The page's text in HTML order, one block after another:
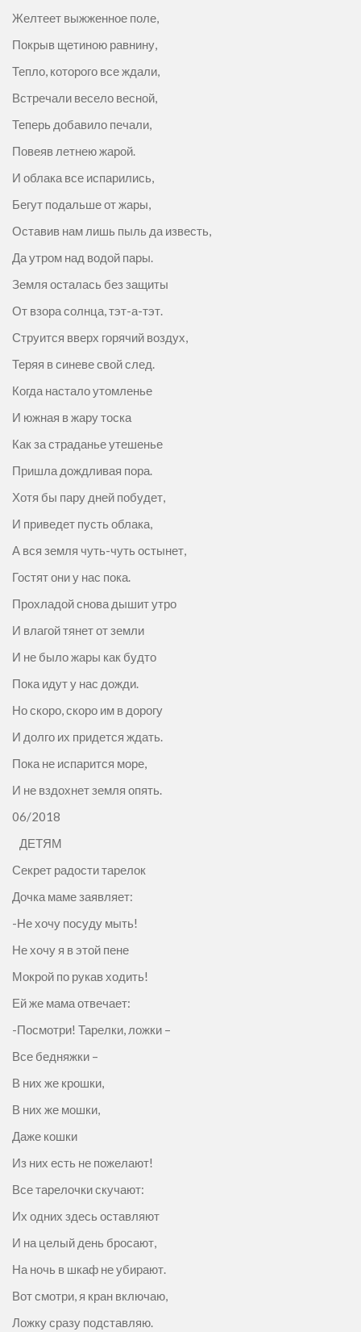
Желтеет выжженное поле,
Покрыв щетиною равнину,
Тепло, которого все ждали,
Встречали весело весной,
Теперь добавило печали,
Повеяв летнею жарой.
И облака все испарились,
Бегут подальше от жары,
Оставив нам лишь пыль да известь,
Да утром над водой пары.
Земля осталась без защиты
От взора солнца, тэт-а-тэт.
Струится вверх горячий воздух,
Теряя в синеве свой след.
Когда настало утомленье
И южная в жару тоска
Как за страданье утешенье
Пришла дождливая пора.
Хотя бы пару дней побудет,
И приведет пусть облака,
А вся земля чуть-чуть остынет,
Гостят они у нас пока.
Прохладой снова дышит утро
И влагой тянет от земли
И не было жары как будто
Пока идут у нас дожди.
Но скоро, скоро им в дорогу
И долго их придется ждать.
Пока не испарится море,
И не вздохнет земля опять.
06/2018
ДЕТЯМ
Секрет радости тарелок
Дочка маме заявляет:
-Не хочу посуду мыть!
Не хочу я в этой пене
Мокрой по рукав ходить!
Ей же мама отвечает:
-Посмотри! Тарелки, ложки –
Все бедняжки –
В них же крошки,
В них же мошки,
Даже кошки
Из них есть не пожелают!
Все тарелочки скучают:
Их одних здесь оставляют
И на целый день бросают,
На ночь в шкаф не убирают.
Вот смотри, я кран включаю,
Ложку сразу подставляю.